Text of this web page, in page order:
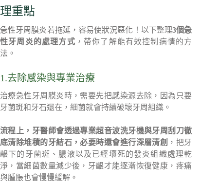
理重點
急性牙周膜炎若拖延，容易使狀況惡化！以下整理3個急
性牙周炎的處理方式 ，帶你了解能有效控制病情的方
法。
1.去除感染與專業治療
治療急性牙周膜炎時，需要先把感染源去除，因為只要
牙菌斑和牙石還在，細菌就會持續破壞牙周組織。
流程上，牙醫師會透過專業超音波洗牙機與牙周刮刀徹
底清除堆積的牙結石，必要時還會進行深層清創 ，把牙
齦下的牙菌斑、膿液以及已經壞死的發炎組織處理乾
淨，當細菌數量減少後，牙齦才能逐漸恢復健康，疼痛
與腫脹也會慢慢緩解。